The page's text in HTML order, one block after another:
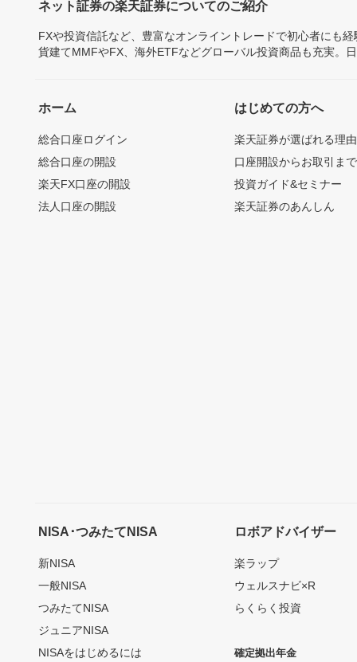
ネット証券の楽天証券についてのご紹介
FXや投資信託など、豊富なオンライントレードで初心者にも
貨建てMMFやFX、海外ETFなどグローバル投資商品も充実。
ホーム
総合口座ログイン
総合口座の開設
楽天FX口座の開設
法人口座の開設
はじめての方へ
楽天証券が選ばれる理由
口座開設からお取引ま
投資ガイド&セミナー
楽天証券のあんしん
NISA･つみたてNISA
新NISA
一般NISA
つみたてNISA
ジュニアNISA
NISAをはじめるには
ロボアドバイザー
楽ラップ
ウェルスナビ×R
らくらく投資
確定拠出年金